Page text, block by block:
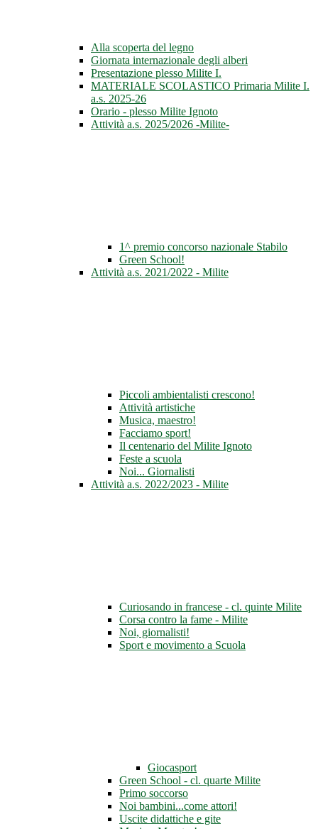
Alla scoperta del legno
Giornata internazionale degli alberi
Presentazione plesso Milite I.
MATERIALE SCOLASTICO Primaria Milite I.
a.s. 2025-26
Orario - plesso Milite Ignoto
Attività a.s. 2025/2026 -Milite-
1^ premio concorso nazionale Stabilo
Green School!
Attività a.s. 2021/2022 - Milite
Piccoli ambientalisti crescono!
Attività artistiche
Musica, maestro!
Facciamo sport!
Il centenario del Milite Ignoto
Feste a scuola
Noi... Giornalisti
Attività a.s. 2022/2023 - Milite
Curiosando in francese - cl. quinte Milite
Corsa contro la fame - Milite
Noi, giornalisti!
Sport e movimento a Scuola
Giocasport
Green School - cl. quarte Milite
Primo soccorso
Noi bambini...come attori!
Uscite didattiche e gite